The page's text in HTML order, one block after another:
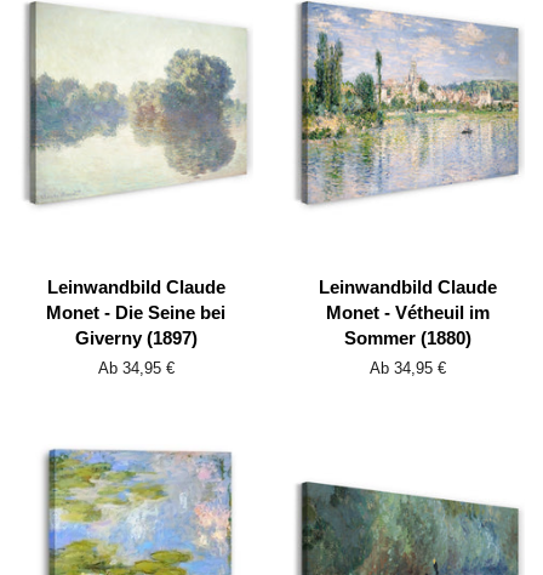
Leinwandbild Claude
Monet - Die Seine bei
Giverny (1897)
Ab 34,95 €
Leinwandbild Claude
Monet - Vétheuil im
Sommer (1880)
Ab 34,95 €